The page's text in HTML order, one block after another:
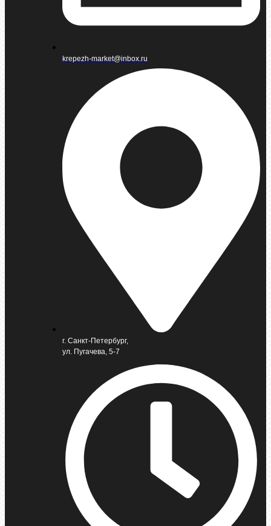
krepezh-market@inbox.ru
г. Санкт-Петербург,
ул. Пугачева, 5-7